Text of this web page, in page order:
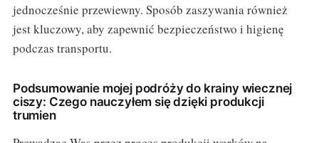
jednocześnie przewiewny. Sposób zaszywania również
jest kluczowy, aby zapewnić bezpieczeństwo i higienę
podczas transportu.
Podsumowanie mojej podróży do krainy wiecznej
ciszy: Czego nauczyłem się dzięki produkcji
trumien